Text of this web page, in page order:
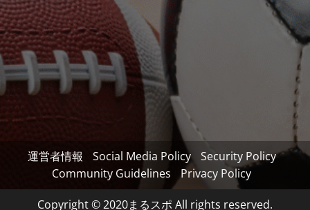
運営者情報 Social Media Policy
Security Policy
Community Guidelines
Privacy Policy
Copyright © 2020まるスポ All rights reserved.